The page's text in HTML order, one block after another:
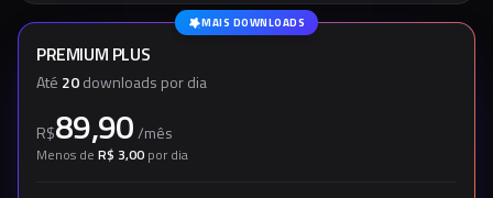
MAIS DOWNLOADS
PREMIUM PLUS
Até 20downloads por dia
R$89,90 /mês
Menos de R$ 3,00 por dia